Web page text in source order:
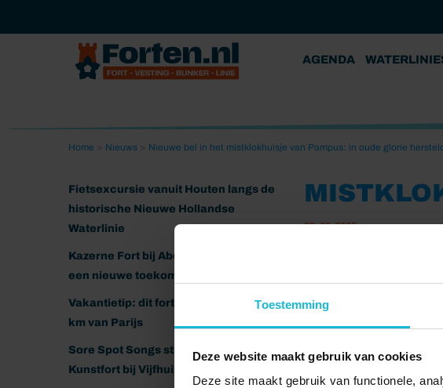
Toestemming
Deze website maakt gebruik van cookies
Deze site maakt gebruik van functionele,
AGENDA
Home Nieuws Nieuwe bel in het mistklokhuisje van Pampus: in oude glorie hersteld
Fietsexcursie vanuit Houten langs de
historische Nieuwe Hollandse
Waterlinie
Kazerne Fort bij Abcoude klaar voor
een nieuwe toekomst
Vakantietip: dit fort ligt nog geen 20
km van Parijs
Sore Spot Songs strijkt neer op het
Kunstfort bij Vijfhuizen
03-06-2025